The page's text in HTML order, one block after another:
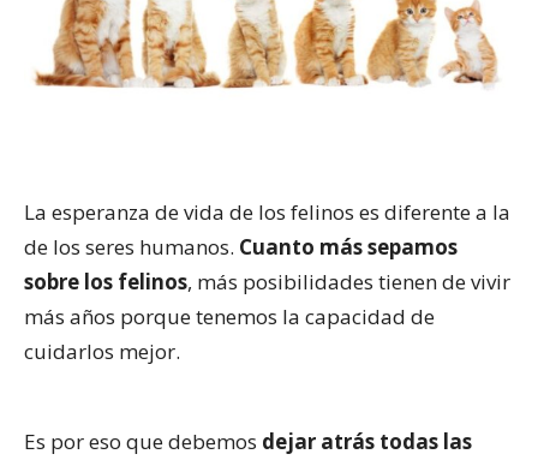
La esperanza de vida de los felinos es diferente a la
de los seres humanos. Cuanto más sepamos
sobre los felinos, más posibilidades tienen de vivir
más años porque tenemos la capacidad de
cuidarlos mejor.
Es por eso que debemos dejar atrás todas las